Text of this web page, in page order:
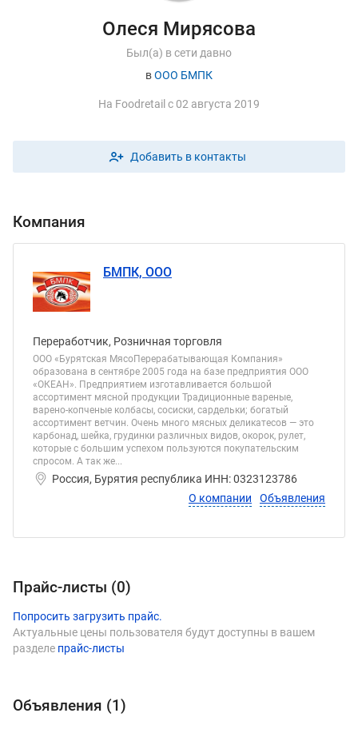
Олеся Мирясова
Был(а) в сети давно
вООО БМПК
На Foodretail с 02 августа 2019
Добавить в контакты
Компания
БМПК, ООО
Переработчик, Розничная торговля
ООО «Бурятская МясоПерерабатывающая Компания»
образована в сентябре 2005 года на базе предприятия ООО
«ОКЕАН». Предприятием изготавливается большой
ассортимент мясной продукции Традиционные вареные,
варено-копченые колбасы, сосиски, сардельки; богатый
ассортимент ветчин. Очень много мясных деликатесов — это
карбонад, шейка, грудинки различных видов, окорок, рулет,
которые с большим успехом пользуются покупательским
спросом. А так же...
Россия, Бурятия республика ИНН: 0323123786
О компании
Объявления
Прайс-листы (0)
Попросить загрузить прайс.
Актуальные цены пользователя будут доступны в вашем
разделе прайс-листы
Объявления (1)
Виды продукции БМПК